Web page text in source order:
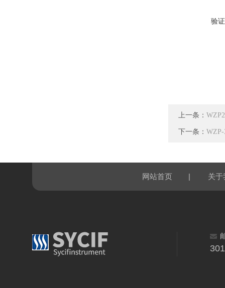
验
上一条：
下一条：
网站首页 | 关于